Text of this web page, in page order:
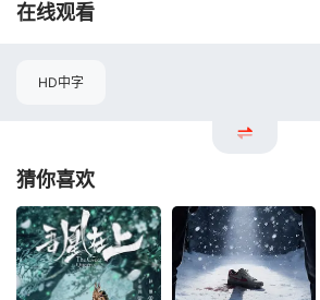
在线观看
HD中字
猜你喜欢